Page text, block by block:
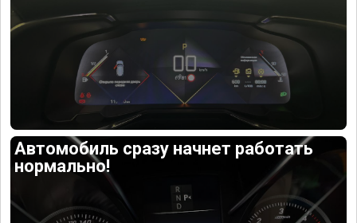
Автомобиль сразу начнет работать
нормально!